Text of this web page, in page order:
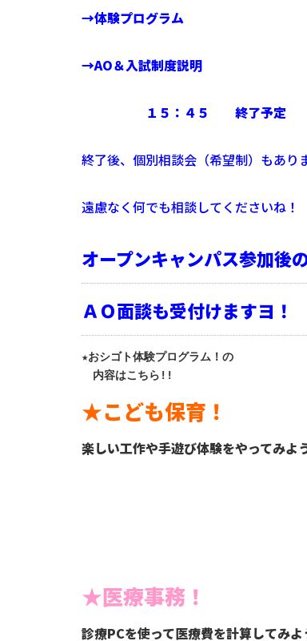
→体験プログラム
→AO＆入試制度説明
１５：４５ 終了予定
終了後、個別相談会（希望制）もありま
遠慮なく何でも相談してくださいね！
オープンキャンパス参加後の
ＡＯ面談も受付けますヨ！
★おシゴト体験プログラム！の
内容はこちら!!
★こども保育！
楽しい工作や手遊び体験をやってみよ
★医療事務！
診療PCを使って医療費を計算してみ